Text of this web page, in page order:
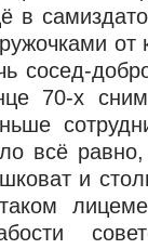
в
сосед-
70-х
всё
и